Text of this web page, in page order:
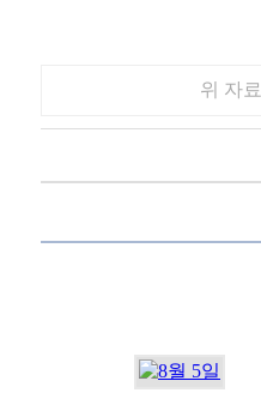
위 자